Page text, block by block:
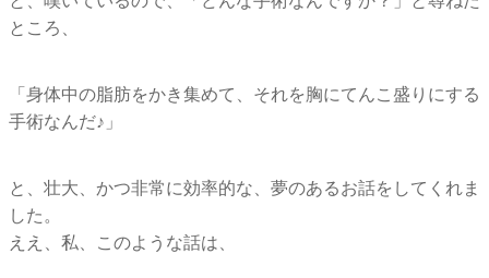
ところ、
「身体中の脂肪をかき集めて、 それを胸にてんこ盛りにする
手術なんだ♪」
と、壮大、かつ非常に効率的な、夢のあるお話をしてくれま
した。
ええ、私、このような話は、